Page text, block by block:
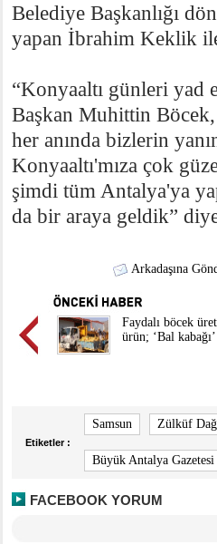
Belediye Başkanlığı
yapan İbrahim Keklik
“Konyaaltı günleri yad
Başkan Muhittin
her anında bizlerin
Konyaaltı'mıza çok
şimdi tüm Antalya'ya
da bir araya geldik”
Arkadaşına
Faydalı böcek
ürün; ‘Bal kabağı’
Etiketler :
Samsun Zülküf
Büyük Antalya Gazetesi
FACEBOOK YORUM